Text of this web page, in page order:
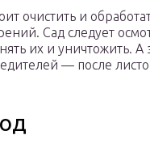
очистить и
Сад следует
их и уничтожить. А
— после